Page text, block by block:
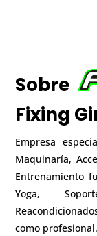
Sobre
Fixing
Empresa
Maquinaría,
Entrenamiento
Yoga,
como profesional.